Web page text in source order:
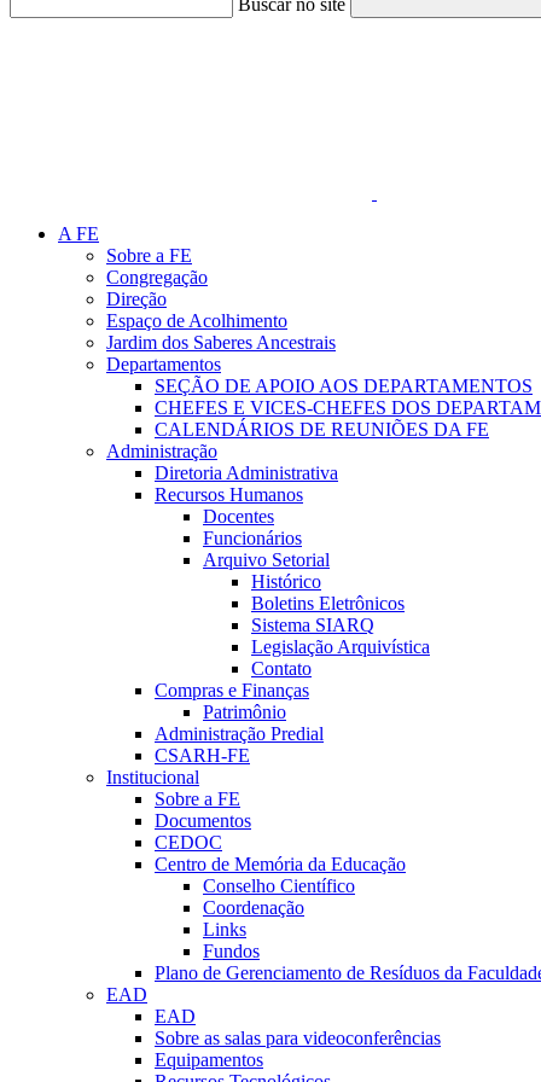
Buscar no site
A FE
Sobre a FE
Congregação
Direção
Espaço de Acolhimento
Jardim dos Saberes Ancestrais
Departamentos
SEÇÃO DE APOIO AOS DEPARTAMENTOS
CHEFES E VICES-CHEFES DOS
CALENDÁRIOS DE REUNIÕES DA FE
Administração
Diretoria Administrativa
Recursos Humanos
Docentes
Funcionários
Arquivo Setorial
Histórico
Boletins Eletrônicos
Sistema SIARQ
Legislação Arquivística
Contato
Compras e Finanças
Patrimônio
Administração Predial
CSARH-FE
Institucional
Sobre a FE
Documentos
CEDOC
Centro de Memória da Educação
Conselho Científico
Coordenação
Links
Fundos
Plano de Gerenciamento de Resíduos da
EAD
EAD
Sobre as salas para videoconferências
Equipamentos